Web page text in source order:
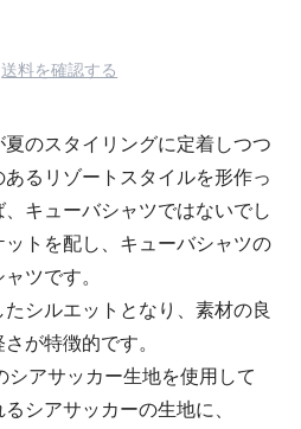
送料を確認する
のスタイリングに定着しつつ
るリゾートスタイルを形作っ
キューバシャツではないでし
トを配し、キューバシャツの
ツです。
シルエットとなり、素材の良
が特徴的です。
シアサッカー生地を使用して
シアサッカーの生地に、